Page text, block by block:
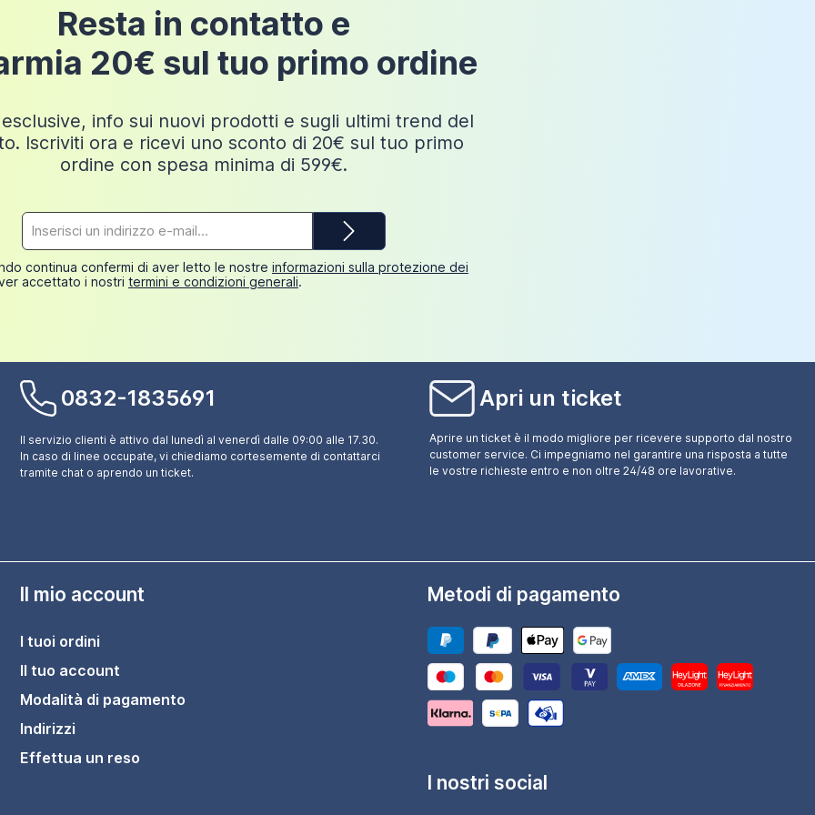
Resta in contatto e
20€ sul tuo primo ordine
info sui nuovi prodotti e sugli ultimi trend del
Iscriviti ora e ricevi uno sconto di 20€ sul tuo primo
ordine con spesa minima di 599€.
e-
mail*
continua confermi di aver letto le nostre informazioni sulla protezione dei
accettato i nostri termini e condizioni generali.
0832-1835691
Il servizio clienti è attivo dal lunedì al venerdì dalle 09:00 alle 17.30.
In caso di linee occupate, vi chiediamo cortesemente di contattarci
tramite chat o aprendo un ticket.
Apri un ticket
Aprire un ticket è il modo migliore per ricevere supporto dal nostro
customer service. Ci impegniamo nel garantire una risposta a tutte
le vostre richieste entro e non oltre 24/48 ore lavorative.
Il mio account
I tuoi ordini
Il tuo account
Modalità di pagamento
Indirizzi
Effettua un reso
Metodi di pagamento
I nostri social